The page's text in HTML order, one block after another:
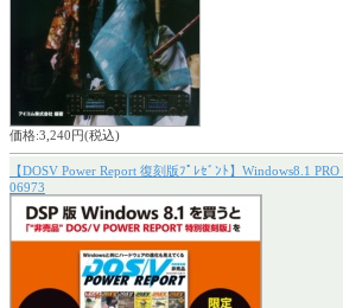
価格:3,240円(税込)
【DOSV Power Report 復刻版ﾌﾟﾚｾﾞﾝﾄ】Windows8.1
06973